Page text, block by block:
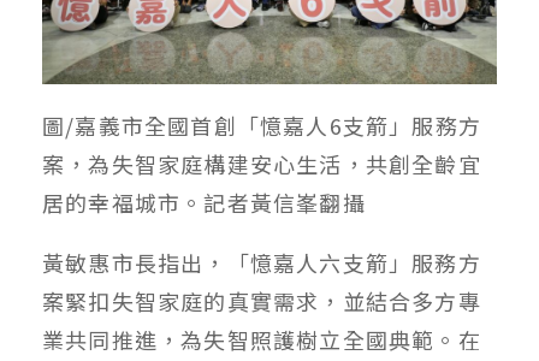
圖/嘉義市全國首創「憶嘉人6支箭」服務方
案，為失智家庭構建安心生活，共創全齡宜
居的幸福城市。記者黃信峯翻攝
黃敏惠市長指出，「憶嘉人六支箭」服務方
案緊扣失智家庭的真實需求，並結合多方專
業共同推進，為失智照護樹立全國典範。在